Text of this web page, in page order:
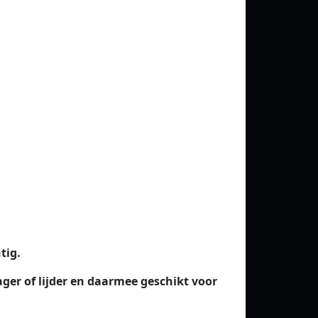
of lijder en daarmee geschikt voor